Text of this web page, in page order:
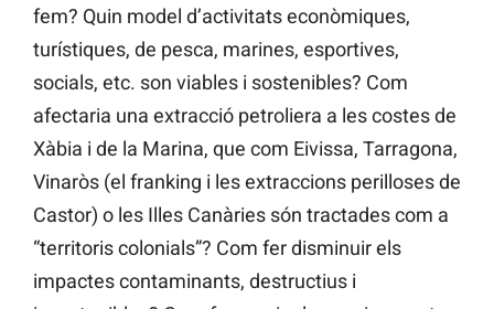
fem? Quin model d’activitats econòmiques,
turístiques, de pesca, marines, esportives,
socials, etc. son viables i sostenibles? Com
afectaria una extracció petroliera a les costes de
Xàbia i de la Marina, que com Eivissa, Tarragona,
Vinaròs (el franking i les extraccions perilloses de
Castor) o les Illes Canàries són tractades com a
“territoris colonials”? Com fer disminuir els
impactes contaminants, destructius i